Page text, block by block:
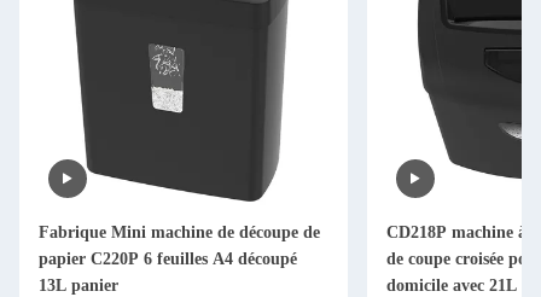
Fabrique Mini machine de découpe de
papier C220P 6 feuilles A4 découpé
13L panier
CD218P machine à
de coupe croisée
domicile avec 21L